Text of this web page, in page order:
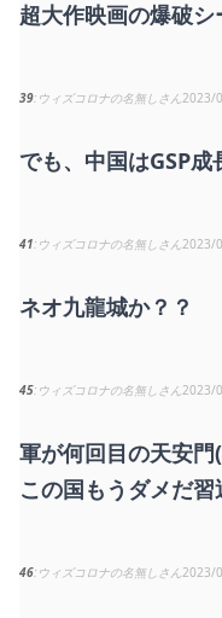
超大作映画の爆破
39 ウィズコロナの名無しさん2023/
でも、中国はGSP成
41 ウィズコロナの名無しさん2023/
ネオ九龍城か？？
45 ウィズコロナの名無しさん2023/
軍が何回目の天安門
この国もうダメだ
46 ウィズコロナの名無しさん2023/